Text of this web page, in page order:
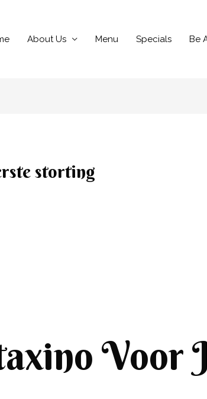
About Us Menu Specials Be
storting
Voor